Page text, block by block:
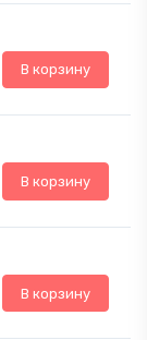
В корзину
В корзину
В корзину